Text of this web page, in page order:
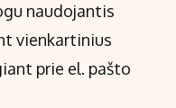
naudojantis
vienkartinius
prie el. pašto